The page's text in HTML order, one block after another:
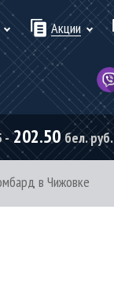
Акции
-202.50 бел. руб.
в Чижовке